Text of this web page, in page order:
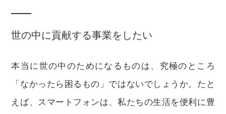
世の中に貢献する事業をしたい
本当に世の中のためになるものは、究極のところ
「なかったら困るもの」ではないでしょうか。たと
えば、スマートフォンは、私たちの生活を便利に豊